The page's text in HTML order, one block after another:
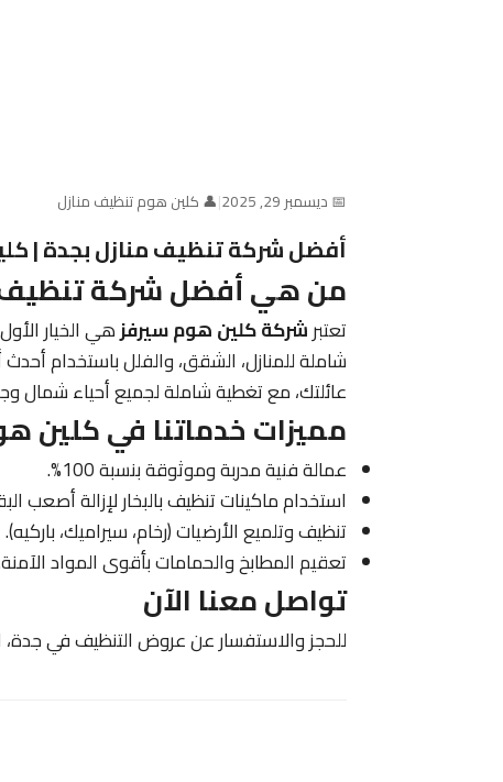
📅 ديسمبر 29, 2025 |👤 كلين هوم تنظيف منازل
أفضل شركة تنظيف منازل بجدة | كلين هوم
من هي أفضل شركة تنظيف
تعتبرشركة كلين هوم سيرفزهي الخيار
شاملة للمنازل، الشقق، والفلل باستخدام
عائلتك، مع تغطية شاملة لجميع أحياء شمال
مميزات خدماتنا في كلين
عمالة فنية مدربة وموثوقة بنسبة 100%.
استخدام ماكينات تنظيف بالبخار لإزالة أصعب
تنظيف وتلميع الأرضيات (رخام، سيراميك، باركيه).
تعقيم المطابخ والحمامات بأقوى المواد
تواصل معنا الآن
للحجز والاستفسار عن عروض التنظيف في جدة،